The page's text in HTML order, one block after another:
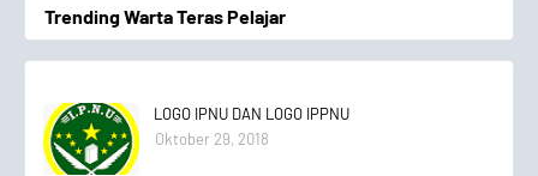
Trending Warta Teras Pelajar
LOGO IPNU DAN LOGO IPPNU
Oktober 29, 2018